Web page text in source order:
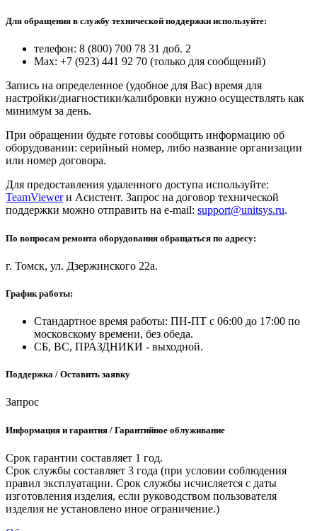
Для обращения в службу технической поддержки используйте:
телефон: 8 (800) 700 78 31 доб. 2
Max: +7 (923) 441 92 70 (только для сообщений)
Запись на определенное (удобное для Вас) время для
настройки/диагностики/калибровки нужно осуществлять как
минимум за день.
При обращении будьте готовы сообщить информацию об
оборудовании: серийный номер, либо название организации
или номер договора.
Для предоставления удаленного доступа используйте:
TeamViewerи Асистент. Запрос на договор технической
поддержки можно отправить на e-mail: support@unitsys.ru.
По вопросам ремонта оборудования обращаться по адресу:
г. Томск, ул. Дзержинского 22а.
График работы:
Стандартное время работы: ПН-ПТ с 06:00 до 17:00 по
московскому времени, без обеда.
СБ, ВС, ПРАЗДНИКИ - выходной.
Поддержка / Оставить заявку
Запрос
Информация и гарантия / Гарантийное облуживание
Срок гарантии составляет 1 год.
Срок службы составляет 3 года (при условии соблюдения
правил эксплуатации. Срок службы исчисляется с даты
изготовления изделия, если руководством пользователя
изделия не установлено иное ограничение.)